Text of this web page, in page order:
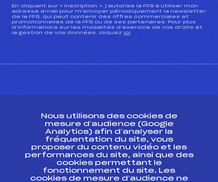
En cliquant sur « inscription », j’autorise la FFS à utiliser mon
adresse email pour m’envoyer périodiquement la newsletter
de la FFS, qui peut contenir des offres commerciales et
promotionnelles de la FFS ou de ses partenaires. Pour plus
d’informations sur les modalités d’exercice de vos droits et
la gestion de vos données, cliquez ici
ESPACE PRESSE
Ressources
Pass’Neige
Projet sportif fédéral
Projet de performance fédéral
Nous utilisons des cookies de
mesure d’audience (Google
Analytics) afin d’analyser la
fréquentation du site, vous
proposer du contenu vidéo et les
performances du site, ainsi que des
cookies permettant le
fonctionnement du site. Les
cookies de mesure d’audience ne